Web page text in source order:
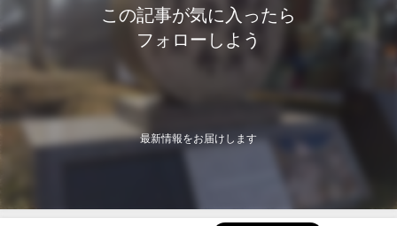
この記事が気に入ったら
フォローしよう
最新情報をお届けします